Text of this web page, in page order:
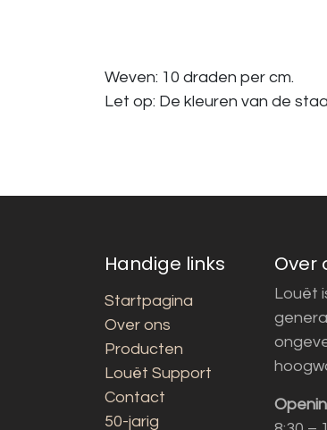
Weven: 10 draden per cm.
Let op: De kleuren van de
Handige links
Startpagina
Over ons
Producten
Louët Support
Contact
50-jarig
Over
Louët